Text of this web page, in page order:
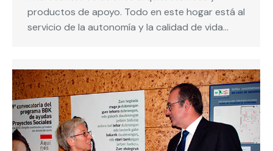
productos de apoyo. Todo en este hogar está al
servicio de la autonomía y la calidad de vida…